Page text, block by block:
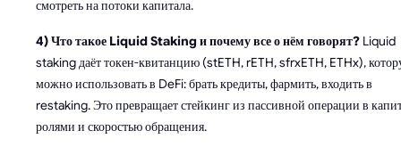
смотреть на потоки капитала.
4) Что такое Liquid Staking и почему все о нём говорят? Liquid
staking даёт токен-квитанцию (stETH, rETH, sfrxETH, ETHx),
можно использовать в DeFi: брать кредиты, фармить, входить в
restaking. Это превращает стейкинг из пассивной операции в
ролями и скоростью обращения.